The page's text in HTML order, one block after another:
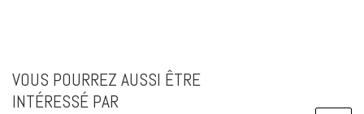
VOUS POURREZ AUSSI ÊTRE
INTÉRESSÉ PAR